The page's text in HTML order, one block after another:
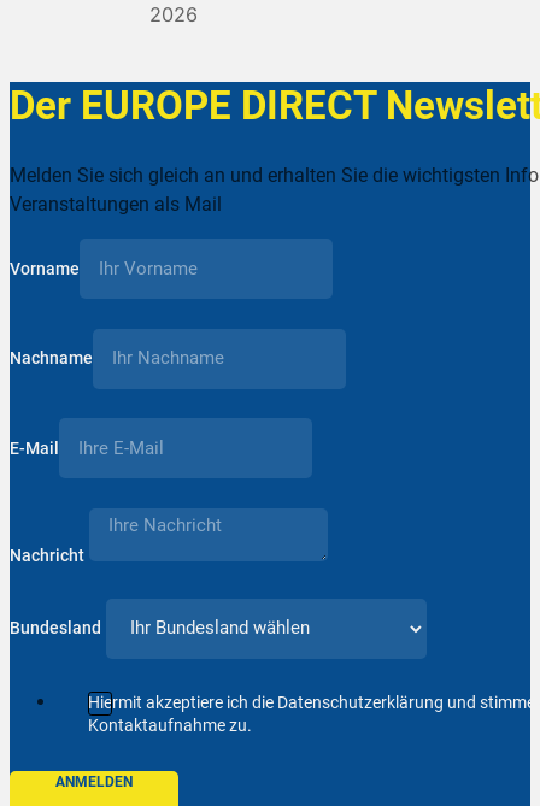
2026
Der EUROPE DIRECT
Melden Sie sich gleich an und erhalten Sie die wichtigsten
Veranstaltungen als Mail
Vorname
Nachname
E-Mail
Nachricht
Bundesland
Hiermit akzeptiere ich die Datenschutzerklärung und
Kontaktaufnahme zu.
ANMELDEN